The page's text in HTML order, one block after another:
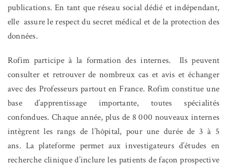
publications. En tant que réseau social dédié et indépendant,
elle assure le respect du secret médical et de la protection des
données.
Rofim participe à la formation des internes. Ils peuvent
consulter et retrouver de nombreux cas et avis et échanger
avec des Professeurs partout en France. Rofim constitue une
base d’apprentissage importante, toutes spécialités
confondues. Chaque année, plus de 8 000 nouveaux internes
intègrent les rangs de l’hôpital, pour une durée de 3 à 5
ans. La plateforme permetaux investigateurs d’études en
recherche clinique d’inclure les patients de façon prospective